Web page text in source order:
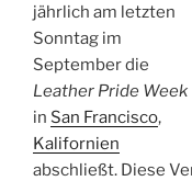
jährlich am letzten
Sonntag im
September die
Leather Pride Week
in San Francisco,
Kalifornien
abschließt. Diese